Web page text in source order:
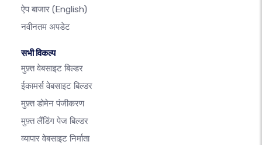
ऐप बाजार (English)
नवीनतम अपडेट
सभी विकल्प
मुफ़्त वेबसाइट बिल्डर
ईकामर्स वेबसाइट बिल्डर
मुफ़्त डोमेन पंजीकरण
मुफ़्त लैंडिंग पेज बिल्डर
व्यापार वेबसाइट निर्माता